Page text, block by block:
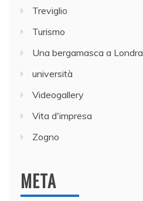
Treviglio
Turismo
Una bergamasca a Londra
università
Videogallery
Vita d'impresa
Zogno
META